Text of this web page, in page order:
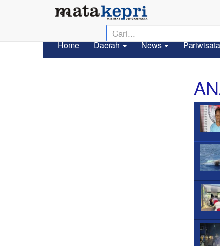
Home Daerah News Pariwisata